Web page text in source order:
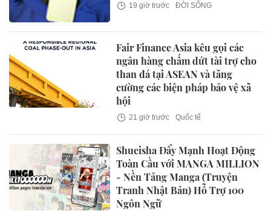
19 giờ trước ĐỜI SỐNG
Fair Finance Asia kêu gọi các
ngân hàng chấm dứt tài trợ cho
than đá tại ASEAN và tăng
cường các biện pháp bảo vệ xã
hội
21 giờ trước Quốc tế
Shueisha Đẩy Mạnh Hoạt Động
Toàn Cầu với MANGA MILLION
- Nền Tảng Manga (Truyện
Tranh Nhật Bản) Hỗ Trợ 100
Ngôn Ngữ